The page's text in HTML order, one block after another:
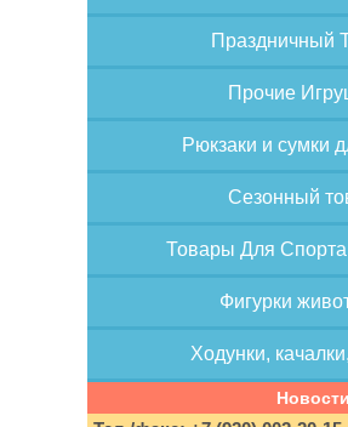
Праздничный
Прочие
Рюкзаки и сумки
Сезонный
Товары Для
Фигурки
Ходунки,
Новости